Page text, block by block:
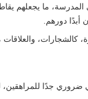
ما يجعلهم
أبدًا دورهم.
كالشجارات، والعلاقات
ضروري جدًا للمراهقين،